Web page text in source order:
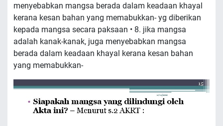
menyebabkan mangsa berada dalam keadaan khayal
kerana kesan bahan yang memabukkan- yg diberikan
kepada mangsa secara paksaan • 8. jika mangsa
adalah kanak-kanak, juga menyebabkan mangsa
berada dalam keadaan khayal kerana kesan bahan
yang memabukkan-